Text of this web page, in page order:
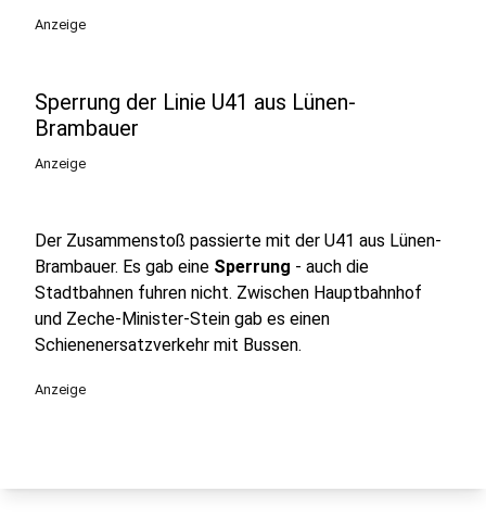
Anzeige
Sperrung der Linie U41 aus Lünen-
Brambauer
Anzeige
Der Zusammenstoß passierte mit der U41 aus Lünen-
Brambauer. Es gab eine Sperrung - auch die
Stadtbahnen fuhren nicht. Zwischen Hauptbahnhof
und Zeche-Minister-Stein gab es einen
Schienenersatzverkehr mit Bussen.
Anzeige